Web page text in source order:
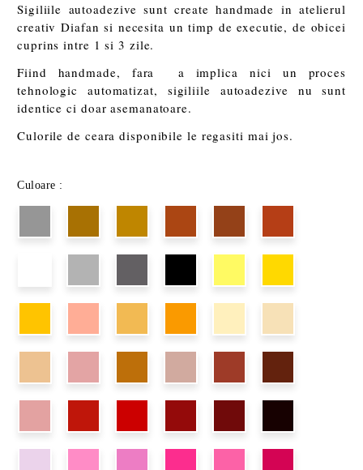
Sigiliile autoadezive sunt create handmade in atelierul
creativ Diafan si necesita un timp de executie, de obicei
cuprins intre 1 si 3 zile.
Fiind handmade, fara a implica nici un proces
tehnologic automatizat, sigiliile autoadezive nu sunt
identice ci doar asemanatoare.
Culorile de ceara disponibile le regasiti mai jos.
Culoare :